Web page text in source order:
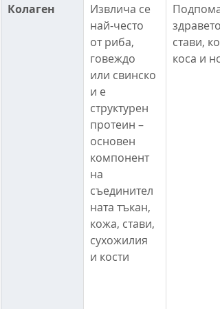
Колаген
Извлича се
най-често
от риба,
говеждо
или свинско
и е
структурен
протеин –
основен
компонент
на
съединител
ната тъкан,
кожа, стави,
сухожилия
и кости
стави,
коса и